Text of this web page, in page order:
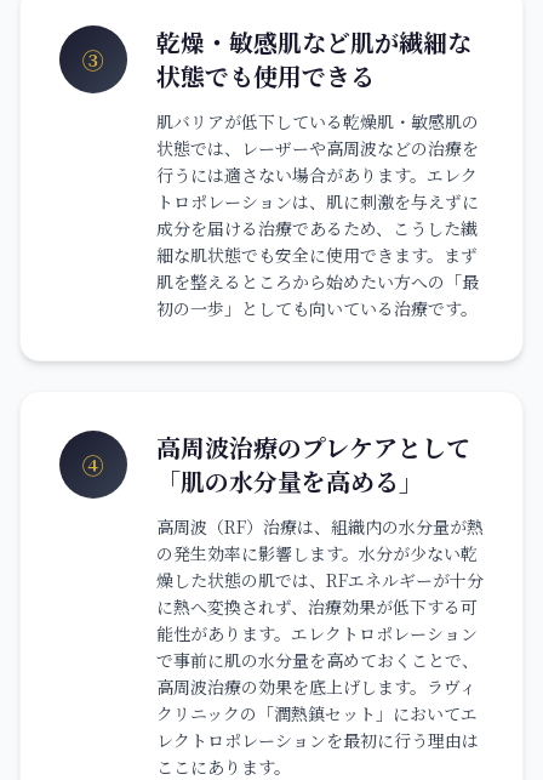
③
乾燥・敏感肌など肌が繊細な
状態でも使用できる
肌バリアが低下している乾燥肌・敏感肌の
状態では、レーザーや高周波などの治療を
行うには適さない場合があります。エレク
トロポレーションは、肌に刺激を与えずに
成分を届ける治療であるため、こうした繊
細な肌状態でも安全に使用できます。まず
肌を整えるところから始めたい方への「最
初の一歩」としても向いている治療です。
④
高周波治療のプレケアとして
「肌の水分量を高める」
高周波（RF）治療は、組織内の水分量が熱
の発生効率に影響します。水分が少ない乾
燥した状態の肌では、RFエネルギーが十分
に熱へ変換されず、治療効果が低下する可
能性があります。エレクトロポレーション
で事前に肌の水分量を高めておくことで、
高周波治療の効果を底上げします。ラヴィ
クリニックの「潤熱鎮セット」においてエ
レクトロポレーションを最初に行う理由は
ここにあります。